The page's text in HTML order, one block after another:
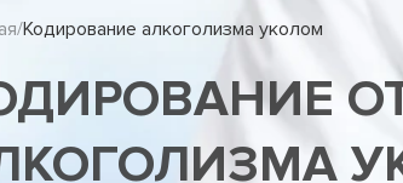
доверия
Капельница
Кодирование
Лечение
Лечение
Лечение
Кодирование алкоголизма уколом